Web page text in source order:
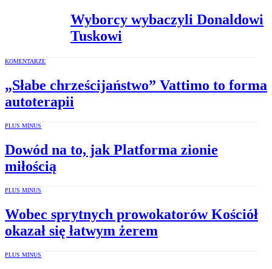
Wyborcy wybaczyli Donaldowi
Tuskowi
KOMENTARZE
„Słabe chrześcijaństwo” Vattimo to forma
autoterapii
PLUS MINUS
Dowód na to, jak Platforma zionie
miłością
PLUS MINUS
Wobec sprytnych prowokatorów Kościół
okazał się łatwym żerem
PLUS MINUS